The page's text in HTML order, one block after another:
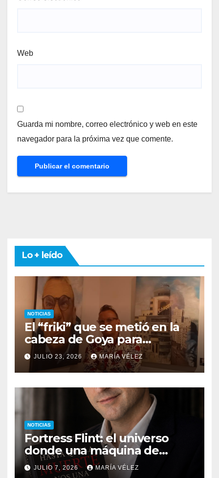
Web
Guarda mi nombre, correo electrónico y web en este
navegador para la próxima vez que comente.
Lo + leído
NOTICIAS
El “friki” que se metió en la
cabeza de Goya para
descubrir qué esconden sus
monstruos
JULIO 23, 2026 MARÍA VÉLEZ
NOTICIAS
Fortress Flint: el universo
donde una máquina de
escribir, un silbido o un
recuerdo pueden cambiarlo
JULIO 7, 2026 MARÍA VÉLEZ